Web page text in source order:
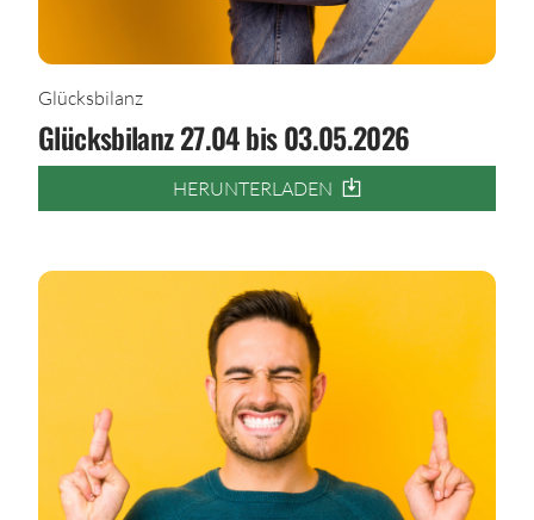
Glücksbilanz
Glücksbilanz 27.04 bis 03.05.2026
HERUNTERLADEN